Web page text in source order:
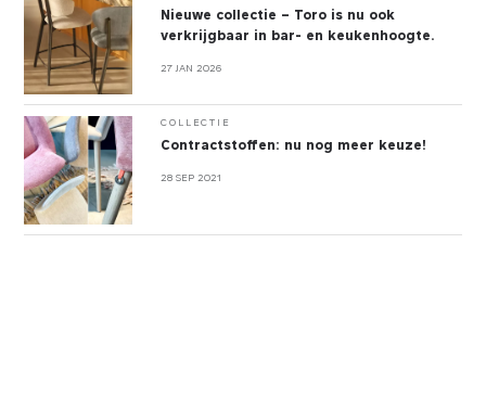
Nieuwe collectie – Toro is nu ook
verkrijgbaar in bar- en keukenhoogte.
27 JAN 2026
COLLECTIE
Contractstoffen: nu nog meer keuze!
28 SEP 2021